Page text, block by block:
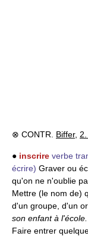
⊗ CONTR. Biffer,
● inscrire verbe
écrire) Graver ou
qu'on ne n'oublie
Mettre (le nom de)
d'un groupe, d'un
son enfant à l'école.
Faire entrer